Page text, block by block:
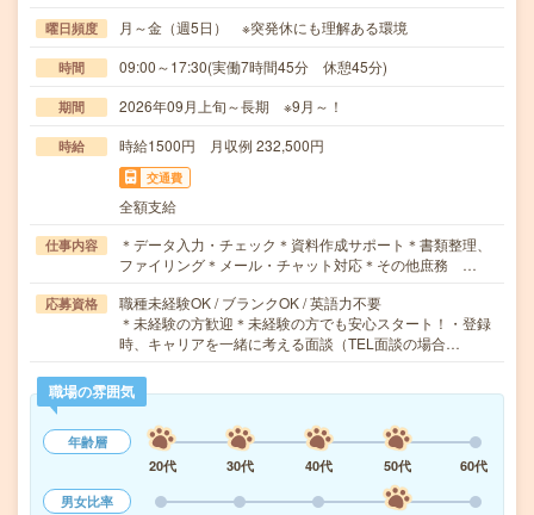
曜日頻度 月～金（週5日） ※突発休にも理解ある環境
時間 09:00～17:30(実働7時間45分 休憩45分)
期間 2026年09月上旬～長期 ※9月～！
時給 時給1500円 月収例 232,500円
交通費
全額支給
仕事内容
＊データ入力・チェック＊資料作成サポート＊書類整理、
ファイリング＊メール・チャット対応＊その他庶務 …
応募資格
職種未経験OK / ブランクOK / 英語力不要
＊未経験の方歓迎＊未経験の方でも安心スタート！・登録
時、キャリアを一緒に考える面談（TEL面談の場合…
職場の雰囲気
年齢層
20代
30代 40代 50代
60代
男女比率